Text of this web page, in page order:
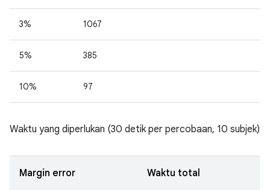
3% 1067
5% 385
10% 97
Waktu yang diperlukan (30 detik per percobaan, 10 subjek)
Margin error Waktu total